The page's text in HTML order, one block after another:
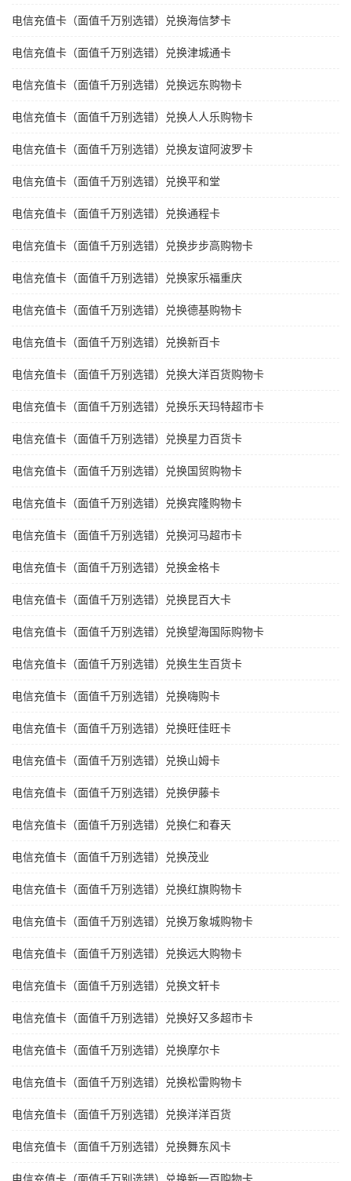
电信充值卡（面值千万别选错）兑换海信梦卡
电信充值卡（面值千万别选错）兑换津城通卡
电信充值卡（面值千万别选错）兑换远东购物卡
电信充值卡（面值千万别选错）兑换人人乐购物卡
电信充值卡（面值千万别选错）兑换友谊阿波罗卡
电信充值卡（面值千万别选错）兑换平和堂
电信充值卡（面值千万别选错）兑换通程卡
电信充值卡（面值千万别选错）兑换步步高购物卡
电信充值卡（面值千万别选错）兑换家乐福重庆
电信充值卡（面值千万别选错）兑换德基购物卡
电信充值卡（面值千万别选错）兑换新百卡
电信充值卡（面值千万别选错）兑换大洋百货购物卡
电信充值卡（面值千万别选错）兑换乐天玛特超市卡
电信充值卡（面值千万别选错）兑换星力百货卡
电信充值卡（面值千万别选错）兑换国贸购物卡
电信充值卡（面值千万别选错）兑换宾隆购物卡
电信充值卡（面值千万别选错）兑换河马超市卡
电信充值卡（面值千万别选错）兑换金格卡
电信充值卡（面值千万别选错）兑换昆百大卡
电信充值卡（面值千万别选错）兑换望海国际购物卡
电信充值卡（面值千万别选错）兑换生生百货卡
电信充值卡（面值千万别选错）兑换嗨购卡
电信充值卡（面值千万别选错）兑换旺佳旺卡
电信充值卡（面值千万别选错）兑换山姆卡
电信充值卡（面值千万别选错）兑换伊藤卡
电信充值卡（面值千万别选错）兑换仁和春天
电信充值卡（面值千万别选错）兑换茂业
电信充值卡（面值千万别选错）兑换红旗购物卡
电信充值卡（面值千万别选错）兑换万象城购物卡
电信充值卡（面值千万别选错）兑换远大购物卡
电信充值卡（面值千万别选错）兑换文轩卡
电信充值卡（面值千万别选错）兑换好又多超市卡
电信充值卡（面值千万别选错）兑换摩尔卡
电信充值卡（面值千万别选错）兑换松雷购物卡
电信充值卡（面值千万别选错）兑换洋洋百货
电信充值卡（面值千万别选错）兑换舞东风卡